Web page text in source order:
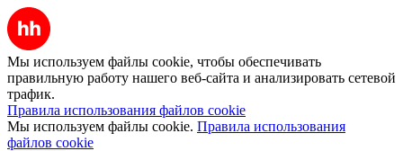
Мы используем файлы cookie, чтобы обеспечивать
правильную работу нашего веб-сайта и анализировать сетевой
трафик.
Правила использования файлов cookie
Мы используем файлы cookie. Правила использования
файлов cookie